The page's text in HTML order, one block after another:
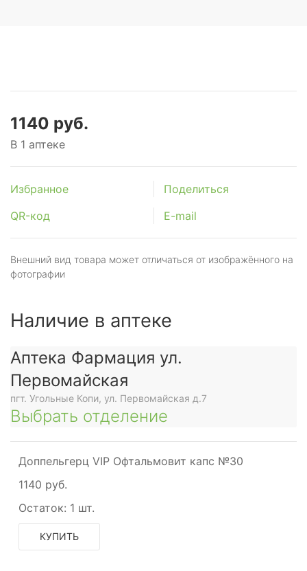
1140 руб.
В 1 аптеке
Избранное
Поделиться
QR-код
E-mail
Внешний вид товара может отличаться от изображённого на
фотографии
Наличие в аптеке
Аптека Фармация ул.
Первомайская
пгт. Угольные Копи, ул. Первомайская д.7
Выбрать отделение
Доппельгерц VIP Офтальмовит капс №30
1140 руб.
Остаток: 1 шт.
КУПИТЬ